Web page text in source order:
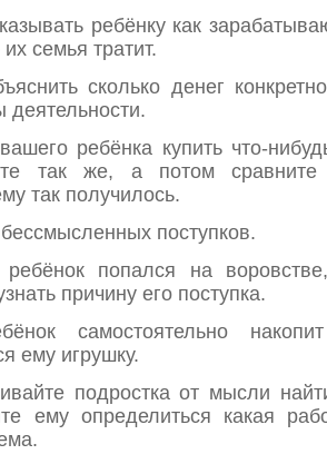
ребёнку как
семья тратит.
сколько денег
ребёнка купить что-
так же, а потом сравните
так получилось.
поступков.
попался на
причину его поступка.
самостоятельно
ему игрушку.
подростка от мысли
ему определиться какая